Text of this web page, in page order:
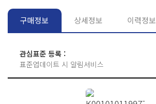
구매정보 상세정보 이력정보
관심표준 등록 :
표준업데이트 시 알림서비스